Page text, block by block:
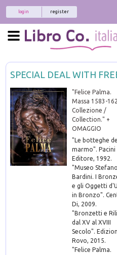
register
login
SPECIAL DEAL WITH
"Felice Palma.
Massa 1583-
Collezione /
Collection." +
OMAGGIO
"Le botteghe
marmo". Pacini
Editore, 1992.
"Museo Stefano
Bardini. I
e gli Oggetti
in Bronzo".
Di, 2009.
"Bronzetti e
dal XV al XVIII
Secolo".
Rovo, 2015.
"Felice Palma.